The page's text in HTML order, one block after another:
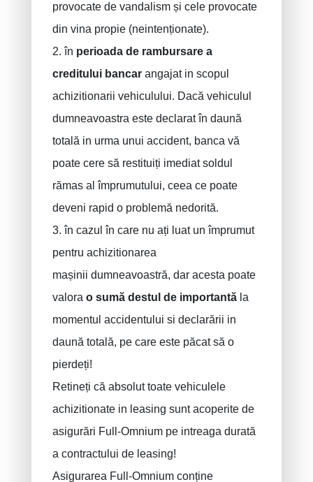
provocate de vandalism și cele provocate
din vina propie (neintenționate).
2. în perioada de rambursare a
creditului bancarangajat in scopul
achizitionarii vehiculului. Dacă vehiculul
dumneavoastra este declarat în daună
totală in urma unui accident, banca vă
poate cere să restituiți imediat soldul
rămas al împrumutului, ceea ce poate
deveni rapid o problemă nedorită.
3. în cazul în care nu ați luat un împrumut
pentru achizitionarea
mașinii dumneavoastră, dar acesta poate
valora o sumă destul de importantăla
momentul accidentului si declarării in
daună totală, pe care este păcat să o
pierdeți!
Retineți că absolut toate vehiculele
achizitionate in leasing sunt acoperite de
asigurări Full-Omnium pe intreaga durată
a contractului de leasing!
Asigurarea Full-Omnium conține